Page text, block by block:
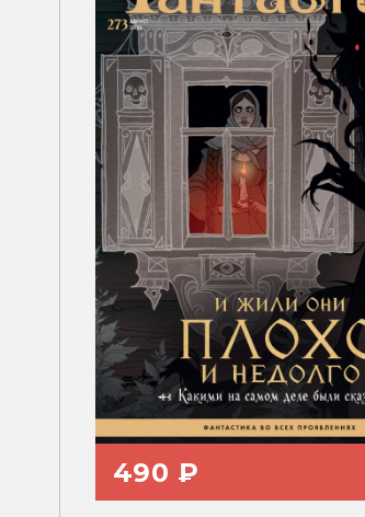
490 ₽